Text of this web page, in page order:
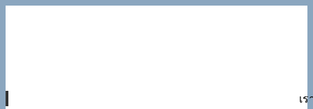
เร